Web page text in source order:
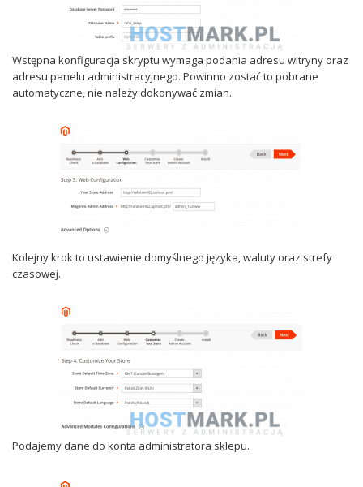
Wstępna konfiguracja skryptu wymaga podania adresu witryny oraz
adresu panelu administracyjnego. Powinno zostać to pobrane
automatyczne, nie należy dokonywać zmian.
Kolejny krok to ustawienie domyślnego języka, waluty oraz strefy
czasowej.
Podajemy dane do konta administratora sklepu.